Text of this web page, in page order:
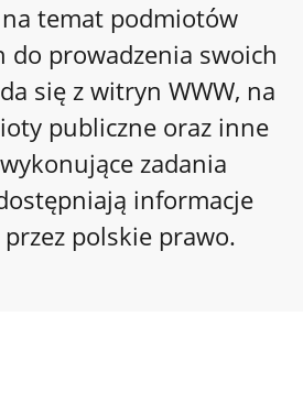
temat podmiotów
do prowadzenia swoich
się z witryn WWW, na
publiczne oraz inne
zadania
informacje
polskie prawo.